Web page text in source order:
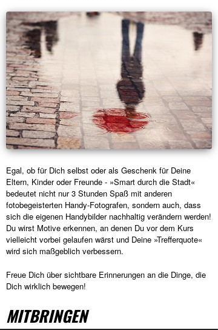
Egal, ob für Dich selbst oder als Geschenk für Deine
Eltern, Kinder oder Freunde - »Smart durch die Stadt«
bedeutet nicht nur 3 Stunden Spaß mit anderen
fotobegeisterten Handy-Fotografen, sondern auch, dass
sich die eigenen Handybilder nachhaltig verändern werden!
Du wirst Motive erkennen, an denen Du vor dem Kurs
vielleicht vorbei gelaufen wärst und Deine »Trefferquote«
wird sich maßgeblich verbessern.
Freue Dich über sichtbare Erinnerungen an die Dinge, die
Dich wirklich bewegen!
MITBRINGEN